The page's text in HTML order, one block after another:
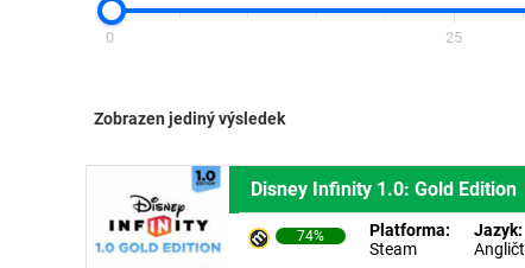
0 25
Zobrazen jediný výsledek
Disney Infinity 1.0: Gold Edition
74%
Platforma:
Steam
Jazyk: